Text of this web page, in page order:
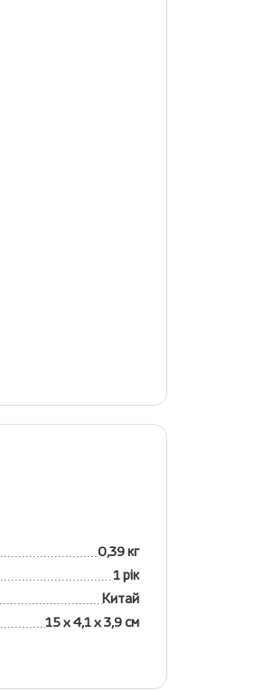
0,39 кг
1 рік
Китай
15 х 4,1 х 3,9 см